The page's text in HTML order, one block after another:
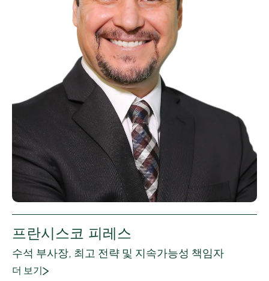
프란시스코 피레스
수석 부사장, 최고 전략 및 지속가능성 책임자
더 보기